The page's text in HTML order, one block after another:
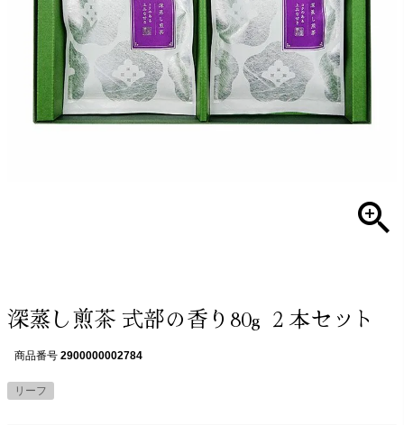
深蒸し煎茶 式部の香り80g ２本セット
商品番号 2900000002784
リーフ